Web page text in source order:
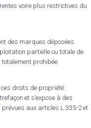
voire plus restrictives du
des marques déposées.
partielle ou totale de
prohibée.
ces droits de propriété
et s’expose à des
aux articles L 335-2 et